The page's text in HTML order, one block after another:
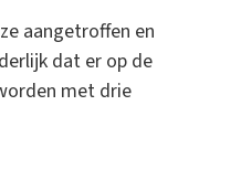
aangetroffen en
dat er op de
met drie